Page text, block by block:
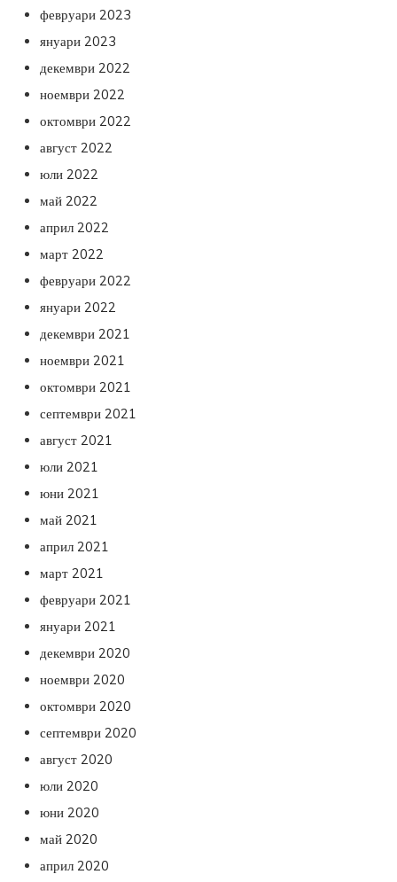
февруари 2023
януари 2023
декември 2022
ноември 2022
октомври 2022
август 2022
юли 2022
май 2022
април 2022
март 2022
февруари 2022
януари 2022
декември 2021
ноември 2021
октомври 2021
септември 2021
август 2021
юли 2021
юни 2021
май 2021
април 2021
март 2021
февруари 2021
януари 2021
декември 2020
ноември 2020
октомври 2020
септември 2020
август 2020
юли 2020
юни 2020
май 2020
април 2020